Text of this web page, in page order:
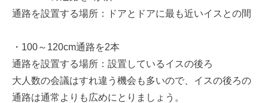
通路を設置する場所：ドアとドアに最も近いイスとの間
・100～120cm通路を2本
通路を設置する場所：設置しているイスの後ろ
大人数の会議はすれ違う機会も多いので、イスの後ろの
通路は通常よりも広めにとりましょう。